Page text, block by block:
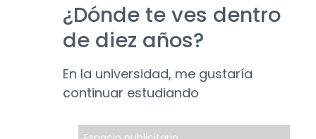
¿Dónde te ves dentro
de diez años?
En la universidad, me gustaría
continuar estudiando